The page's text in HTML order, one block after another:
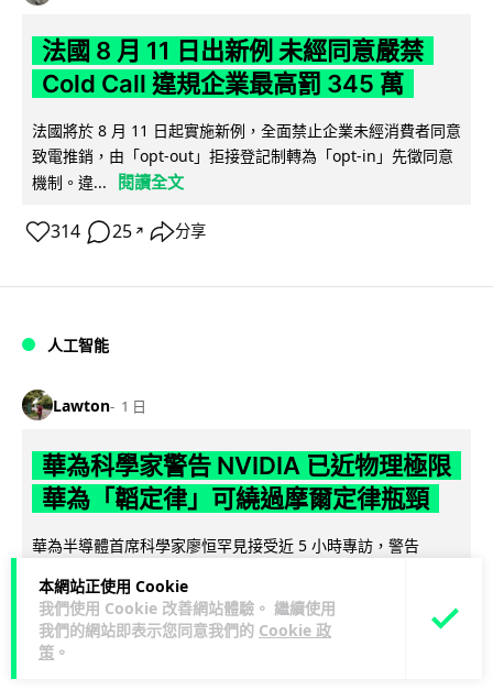
本網站正使用 Cookie
我們使用 Cookie 改善網站體驗。 繼續使用
我們的網站即表示您同意我們的 Cookie 政
策 。
法國 8 月 11 日出新例 未經同意嚴禁
Cold Call 違規企業最高罰 345 萬
法國將於 8 月 11 日起實施新例，全面禁止企業未經消費者同意
致電推銷，由「opt-out」拒接登記制轉為「opt-in」先徵同意
機制。違...
閱讀全文
314 25 ↗ 分享
人工智能
Lawton 1 日
華為科學家警告 NVIDIA 已近物理極限
華為「韜定律」可繞過摩爾定律瓶頸
華為半導體首席科學家廖恒罕見接受近 5 小時專訪，警告
濟效益。他同時介紹華為... 閱讀全文
1,527